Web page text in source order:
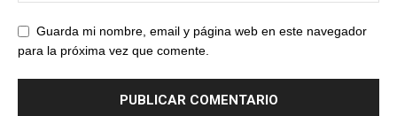
Guarda mi nombre, email y página web en este navegador
para la próxima vez que comente.